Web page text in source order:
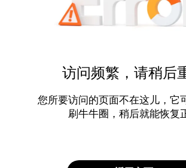
访问频繁，请稍后
您所要访问的页面不在这儿，它
刷牛牛圈，稍后就能恢复